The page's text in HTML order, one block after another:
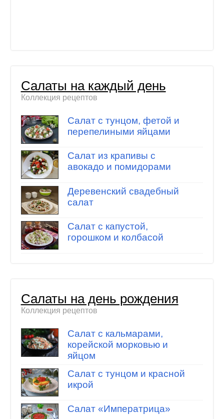
Салаты на каждый день
Коллекция рецептов
Салат с тунцом, фетой и
перепелиными яйцами
Салат из крапивы с
авокадо и помидорами
Деревенский свадебный
салат
Салат с капустой,
горошком и колбасой
Салаты на день рождения
Коллекция рецептов
Салат с кальмарами,
корейской морковью и
яйцом
Салат с тунцом и красной
икрой
Салат «Императрица»